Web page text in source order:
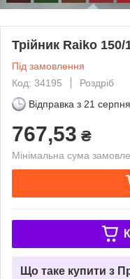
Трійник Raiko 150/
Під замовлення
Код: 34195
Роздріб
Відправка з 21
767,53 ₴
Мінімальна сума
Що таке купити з